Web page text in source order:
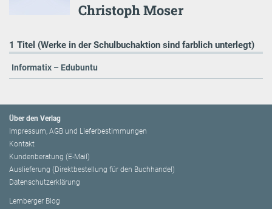
Christoph Moser
1 Titel (Werke in der Schulbuchaktion sind farblich unterlegt)
Informatix – Edubuntu
Über den Verlag
Impressum, AGB und Lieferbestimmungen
Kontakt
Kundenberatung (E-Mail)
Auslieferung (Direktbestellung für den Buchhandel)
Datenschutzerklärung
Lemberger Blog